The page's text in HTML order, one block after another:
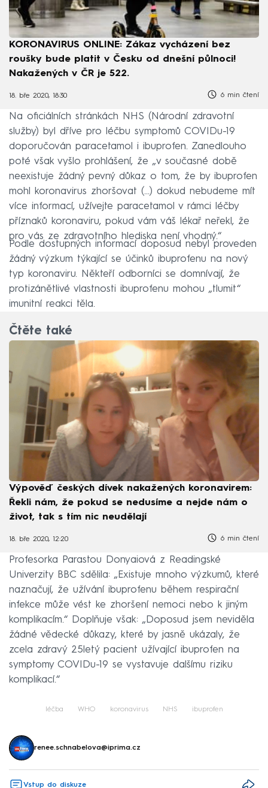
KORONAVIRUS ONLINE: Zákaz vycházení bez
roušky bude platit v Česku od dnešní půlnoci!
Nakažených v ČR je 522.
18. bře 2020, 18:30 6 min čtení
Na oficiálních stránkách NHS (Národní zdravotní
služby) byl dříve pro léčbu symptomů COVIDu-19
doporučován paracetamol i ibuprofen. Zanedlouho
poté však vyšlo prohlášení, že „v současné době
neexistuje žádný pevný důkaz o tom, že by ibuprofen
mohl koronavirus zhoršovat (...) dokud nebudeme mít
více informací, užívejte paracetamol v rámci léčby
příznaků koronaviru, pokud vám váš lékař neřekl, že
pro vás ze zdravotního hlediska není vhodný.“
Podle dostupných informací doposud nebyl proveden
žádný výzkum týkající se účinků ibuprofenu na nový
typ koronaviru. Někteří odborníci se domnívají, že
protizánětlivé vlastnosti ibuprofenu mohou „tlumit“
imunitní reakci těla.
Čtěte také
Výpověď českých dívek nakažených koronavirem:
Řekli nám, že pokud se nedusíme a nejde nám o
život, tak s tím nic neudělají
18. bře 2020, 12:20 6 min čtení
Profesorka Parastou Donyaiová z Readingské
Univerzity BBC sdělila: „Existuje mnoho výzkumů, které
naznačují, že užívání ibuprofenu během respirační
infekce může vést ke zhoršení nemoci nebo k jiným
komplikacím.“ Doplňuje však: „Doposud jsem neviděla
žádné vědecké důkazy, které by jasně ukázaly, že
zcela zdravý 25letý pacient užívající ibuprofen na
symptomy COVIDu-19 se vystavuje dalšímu riziku
komplikací.“
léčba WHO koronavirus NHS ibuprofen
renee.schnabelova@iprima.cz
Vstup do diskuze